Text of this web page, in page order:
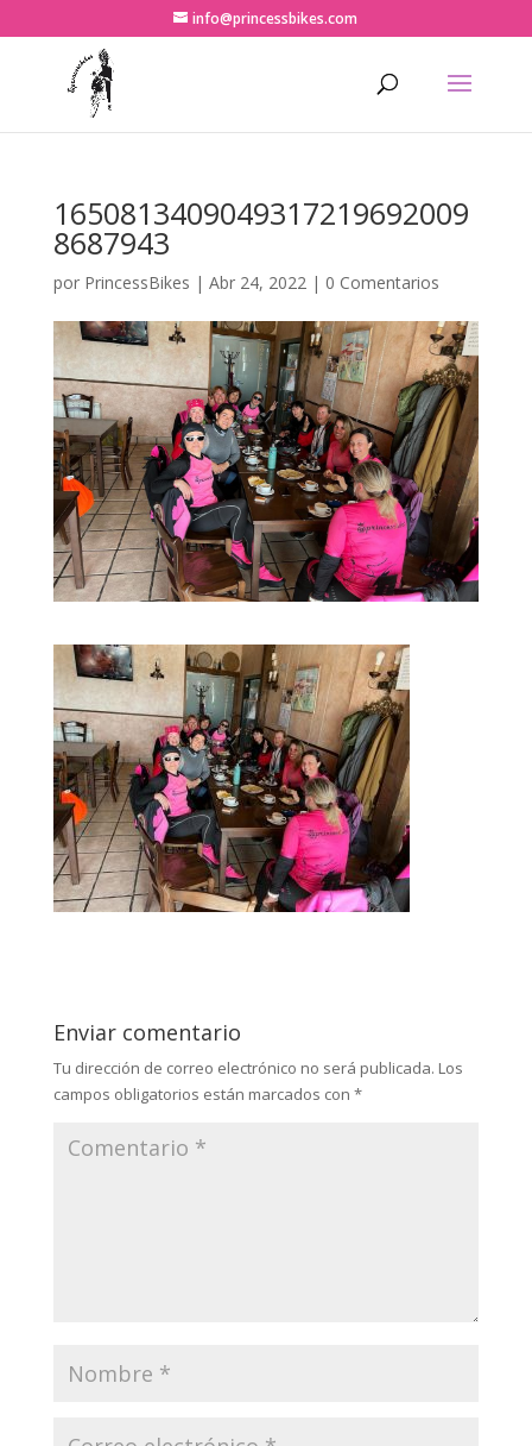
info@princessbikes.com
1650813409049317219692009
8687943
por PrincessBikes | Abr 24, 2022| 0 Comentarios
Enviar comentario
Tu dirección de correo electrónico no será publicada. Los
campos obligatorios están marcados con *